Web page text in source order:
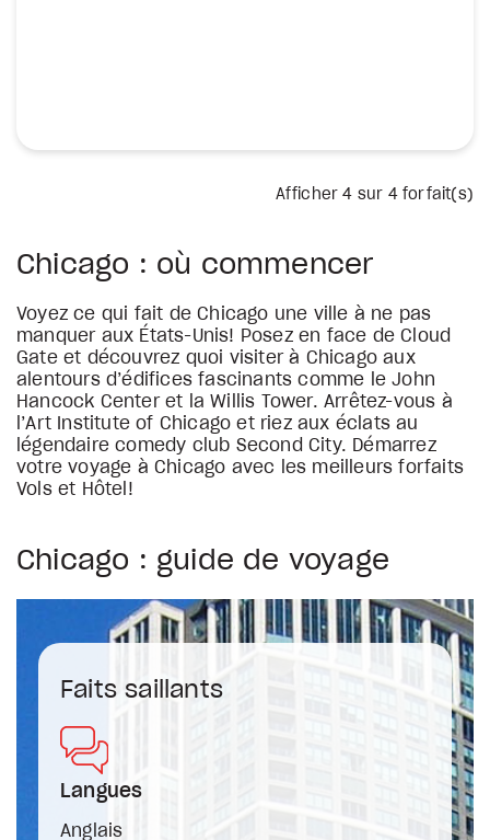
Afficher4 sur 4 forfait(s)
Chicago : où commencer
Voyez ce qui fait de Chicago une ville à ne pas
manquer aux États-Unis! Posez en face de Cloud
Gate et découvrez quoi visiter à Chicago aux
alentours d’édifices fascinants comme le John
Hancock Center et la Willis Tower. Arrêtez-vous à
l’Art Institute of Chicago et riez aux éclats au
légendaire comedy club Second City. Démarrez
votre voyage à Chicago avec les meilleurs forfaits
Vols et Hôtel!
Chicago : guide de voyage
Faits saillants
Langues
Anglais